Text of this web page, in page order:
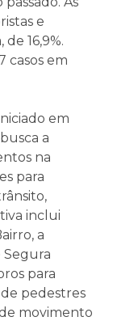
e
16,9%.
casos em
em
a
na
para
inclui
a
Segura
para
de pedestres
movimento